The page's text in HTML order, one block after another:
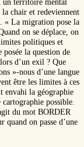
un territoire mental
chair et redeviennent
« La migration pose la
on se déplace, on
politiques et
posée la question de
d’un exil ? Que
»-nous d’une langue
être les limites à ces
envahi la géographie
possible.
du mot BORDER
quand on passe d’une